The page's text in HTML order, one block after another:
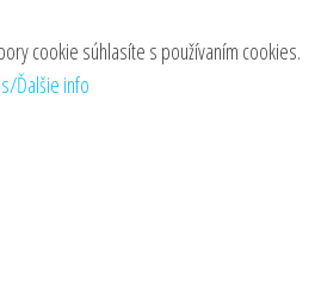
cookie súhlasíte s používaním cookies.
Ďalšie info